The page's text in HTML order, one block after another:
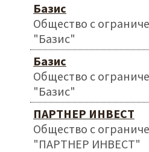
Базис
Общество с
"Базис"
Базис
Общество с
"Базис"
ПАРТНЕР ИНВЕСТ
Общество с
"ПАРТНЕР ИНВЕСТ"